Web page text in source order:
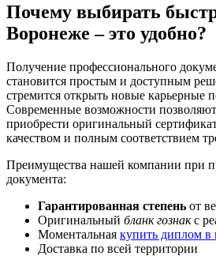
Почему выбирать
Воронеже – это удобно?
Получение профессионального
становится простым и доступным
стремится открыть новые карьерные
Современные возможности
приобрести оригинальный
качеством и полным соответствием
Преимущества нашей компании при
документа:
Гарантированная степень от
Оригинальный бланк гознакс
Моментальная купить диплом в
Доставка по всей территории